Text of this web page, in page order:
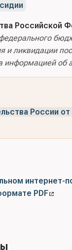
Российской
и ликвидации
об
России от
интернет-
PDF